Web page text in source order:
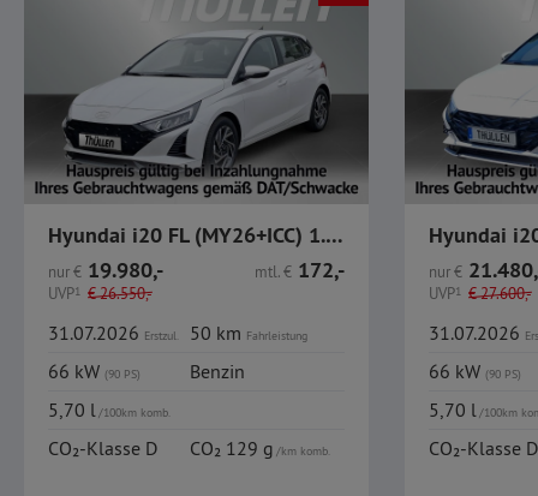
Hyundai i20 FL (MY26+ICC) 1.0 T-GDI Trend, Komfort-Paket
nur€ 19.980,-
UVP1 €26.550,-
mtl.€ 172,-
31.07.2026 Erstzul. 50 km Fahrleistung
66 kW (90 PS)
Benzin
5,70 l/100km komb.
CO₂-Klasse D CO₂ 129 g/km komb.
nur€
UVP1 €27.600,-
31.07.2026
66 kW (90 PS)
5,70 l/100km
CO₂-Klasse D